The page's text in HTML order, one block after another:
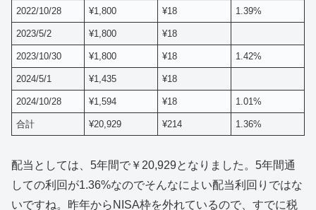
2022/10/28 ¥1,800 ¥18 1.39%
2023/5/2 ¥1,800 ¥18
2023/10/30 ¥1,800 ¥18 1.42%
2024/5/1 ¥1,435 ¥18
2024/10/28 ¥1,594 ¥18 1.01%
合計 ¥20,929 ¥214 1.36%
配当としては、5年間で￥20,929となりました。5年間通
しての利回が1.36%なのでそんなによい配当利回りではな
いですね。昨年からNISA枠を外れているので、すでに税